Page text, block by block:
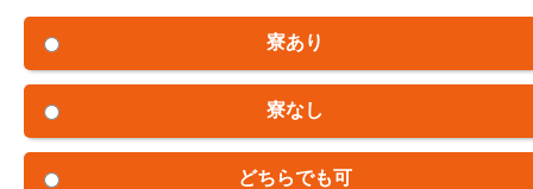
寮あり
寮なし
どちらでも可